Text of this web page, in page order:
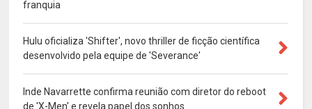
franquia
Hulu oficializa 'Shifter', novo thriller de ficção científica
desenvolvido pela equipe de 'Severance'
Inde Navarrette confirma reunião com diretor do reboot
de 'X-Men' e revela papel dos sonhos